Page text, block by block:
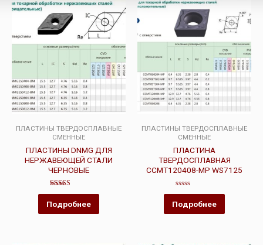
ПЛАСТИНЫ ТВЕРДОСПЛАВНЫЕ
СМЕННЫЕ
ПЛАСТИНЫ DNMG ДЛЯ
НЕРЖАВЕЮЩЕЙ СТАЛИ
ЧЕРНОВЫЕ
Оценка
из 5
Подробнее
ПЛАСТИНЫ ТВЕРДОСПЛАВНЫЕ
СМЕННЫЕ
ПЛАСТИНА
ТВЕРДОСПЛАВНАЯ
CCMT120408-MP WS7125
Оценка
из
5
Подробнее